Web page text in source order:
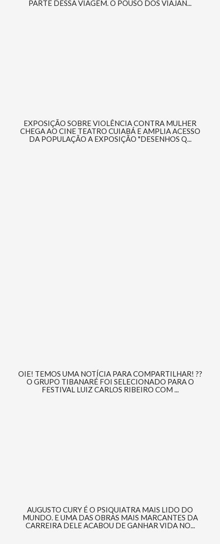
PARTE DESSA VIAGEM. O POUSO DOS VIAJAN...
EXPOSIÇÃO SOBRE VIOLÊNCIA CONTRA MULHER
CHEGA AO CINE TEATRO CUIABÁ E AMPLIA ACESSO
DA POPULAÇÃO A EXPOSIÇÃO "DESENHOS Q...
OIE! TEMOS UMA NOTÍCIA PARA COMPARTILHAR! ??
O GRUPO TIBANARÉ FOI SELECIONADO PARA O
FESTIVAL LUIZ CARLOS RIBEIRO COM ...
AUGUSTO CURY É O PSIQUIATRA MAIS LIDO DO
MUNDO. E UMA DAS OBRAS MAIS MARCANTES DA
CARREIRA DELE ACABOU DE GANHAR VIDA NO...